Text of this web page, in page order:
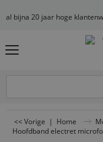
al bijna 20 jaar hoge
<< Vorige | Home
Hoofdband electret